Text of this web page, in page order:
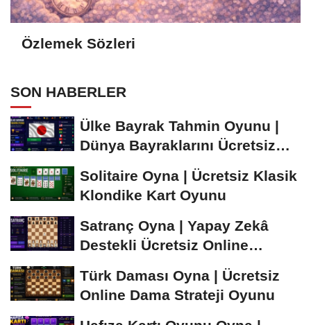
Özlemek Sözleri
SON HABERLER
Ülke Bayrak Tahmin Oyunu |
Dünya Bayraklarını Ücretsiz
Solitaire Oyna | Ücretsiz Klasik
Klondike Kart Oyunu
Satranç Oyna | Yapay Zekâ
Destekli Ücretsiz Online
Türk Daması Oyna | Ücretsiz
Online Dama Strateji Oyunu